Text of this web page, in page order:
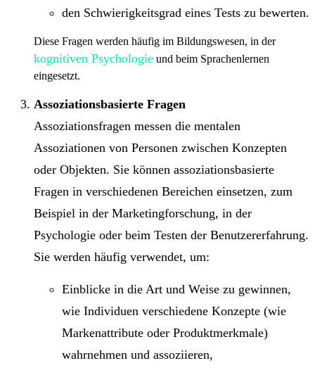
den Schwierigkeitsgrad eines Tests zu bewerten.
Diese Fragen werden häufig im Bildungswesen, in der
kognitiven Psychologie und beim Sprachenlernen
eingesetzt.
Assoziationsbasierte Fragen
Assoziationsfragen messen die mentalen
Assoziationen von Personen zwischen Konzepten
oder Objekten. Sie können assoziationsbasierte
Fragen in verschiedenen Bereichen einsetzen, zum
Beispiel in der Marketingforschung, in der
Psychologie oder beim Testen der Benutzererfahrung.
Sie werden häufig verwendet, um:
Einblicke in die Art und Weise zu gewinnen,
wie Individuen verschiedene Konzepte (wie
Markenattribute oder Produktmerkmale)
wahrnehmen und assoziieren,